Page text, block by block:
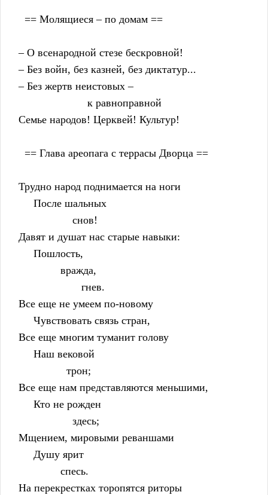
      == Молящиеся – по домам ==
    – О всенародной стезе бескровной!
    – Без войн, без казней, без диктатур...
    – Без жертв неистовых –
                           к равноправной
    Семье народов! Церквей! Культур!
      == Глава ареопага с террасы Дворца ==
    Трудно народ поднимается на ноги
         После шальных
                      снов!
    Давят и душат нас старые навыки:
         Пошлость,
                  вражда,
                         гнев.
    Все еще не умеем по-новому
         Чувствовать связь стран,
    Все еще многим туманит голову
         Наш вековой
                    трон;
    Все еще нам представляются меньшими,
         Кто не рожден
                      здесь;
    Мщением, мировыми реваншами
         Душу ярит
                  спесь.
    На перекрестках торопятся риторы